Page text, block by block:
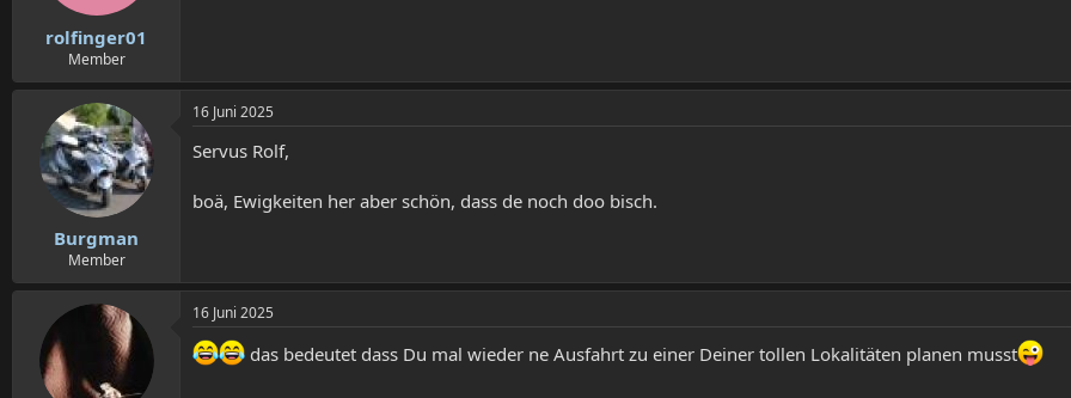
rolfinger01
Member
Burgman
Member
16 Juni 2025
Servus Rolf,
boä, Ewigkeiten her aber schön, dass de noch doo bisch.
16 Juni 2025
das bedeutet dass Du mal wieder ne Ausfahrt zu einer Deiner tollen Lokalitäten planen musst